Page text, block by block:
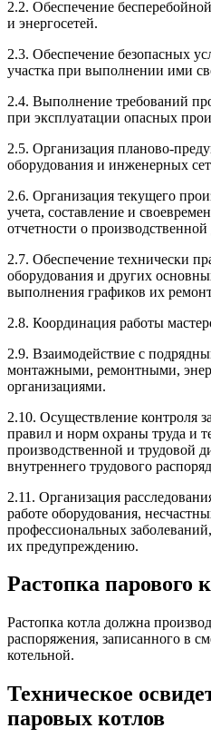
2.2. Обеспечение
и энергосетей.
2.3. Обеспечение безопасных
участка при выполнении ими
2.4. Выполнение требований
при эксплуатации опасных
2.5. Организация планово-
оборудования и инженерных
2.6. Организация текущего
учета, составление и
отчетности о производственной
2.7. Обеспечение технически
оборудования и других
выполнения графиков их
2.8. Координация работы
2.9. Взаимодействие с
монтажными, ремонтными,
организациями.
2.10. Осуществление контроля
правил и норм охраны труда и
производственной и трудовой
внутреннего трудового
2.11. Организация
работе оборудования,
профессиональных
их предупреждению.
Растопка парового
Растопка котла должна
распоряжения, записанного в
котельной.
Техническое
паровых котлов